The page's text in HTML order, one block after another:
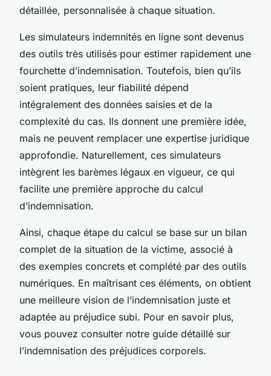
détaillée, personnalisée à chaque situation.
Les simulateurs indemnités en ligne sont devenus
des outils très utilisés pour estimer rapidement une
fourchette d’indemnisation. Toutefois, bien qu’ils
soient pratiques, leur fiabilité dépend
intégralement des données saisies et de la
complexité du cas. Ils donnent une première idée,
mais ne peuvent remplacer une expertise juridique
approfondie. Naturellement, ces simulateurs
intègrent les barèmes légaux en vigueur, ce qui
facilite une première approche du calcul
d’indemnisation.
Ainsi, chaque étape du calcul se base sur un bilan
complet de la situation de la victime, associé à
des exemples concrets et complété par des outils
numériques. En maîtrisant ces éléments, on obtient
une meilleure vision de l’indemnisation juste et
adaptée au préjudice subi. Pour en savoir plus,
vous pouvez consulter notre guide détaillé sur
l’indemnisation des préjudices corporels.